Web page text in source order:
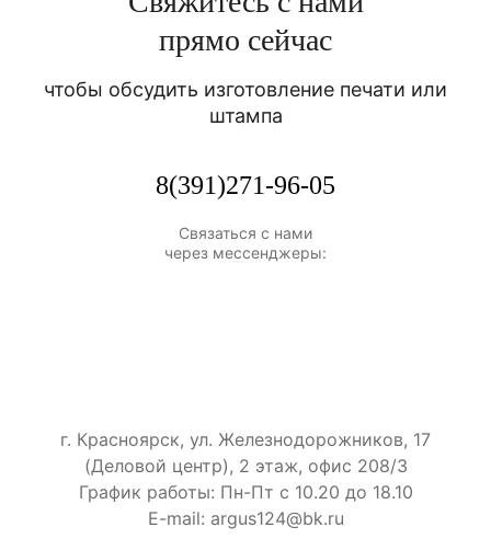
прямо сейчас
чтобы обсудить изготовление печати или
штампа
8(391)271-96-05
Связаться с нами
через мессенджеры:
г. Красноярск, ул. Железнодорожников, 17
(Деловой центр), 2 этаж, офис 208/3
График работы: Пн-Пт с 10.20 до 18.10
E-mail: argus124@bk.ru